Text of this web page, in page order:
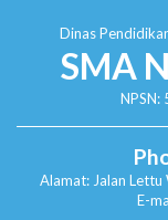
Dinas
SMA
Alamat: Jalan
E-